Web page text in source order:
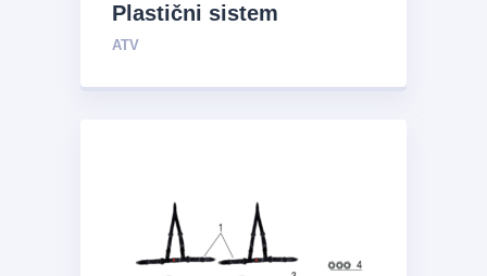
Plastični sistem
ATV